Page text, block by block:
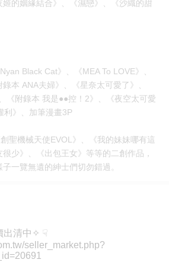
的姻緣結合》、《濕戀》、《沙織的甜
Black Cat》、《MEA To LOVE》、
錄本 ANA夫婦》、《星奈太可愛了》、
《附錄本 我是●●控！2》、《夜空太可愛
利》、加筆漫畫3P
聖機械天使EVOL》、《我的妹妹哪有這
少》、《出包王女》等等的二創作品，
一覽無遺的紳士們切勿錯過。